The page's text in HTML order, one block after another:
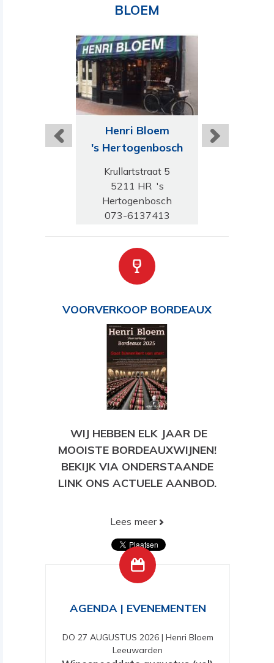
BLOEM
Henri Bloem
's Hertogenbosch
Krullartstraat 5
5211 HR 's
Hertogenbosch
073-6137413
VOORVERKOOP BORDEAUX
WIJ HEBBEN ELK JAAR DE
MOOISTE BORDEAUXWIJNEN!
BEKIJK VIA ONDERSTAANDE
LINK ONS ACTUELE AANBOD.
AANBOD!
Lees meer
AGENDA | EVENEMENTEN
DO 27 AUGUSTUS 2026| Henri Bloem
Leeuwarden